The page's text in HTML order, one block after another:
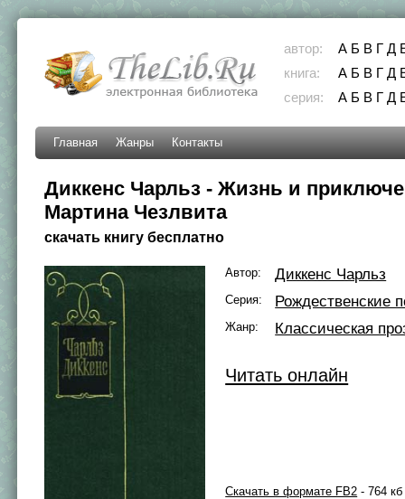
автор: А Б В Г Д
книга:
А Б В Г Д
серия:
А Б В Г Д
Главная Жанры Контакты
Диккенс Чарльз - Жизнь и
Мартина Чезлвита
скачать книгу бесплатно
Автор: Диккенс Чарльз
Серия: Рождественские
Жанр: Классическая
Читать онлайн
Скачать в формате FB2 - 764 кб